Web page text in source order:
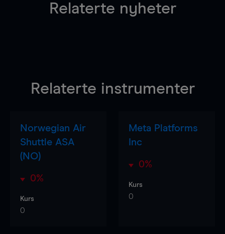
Relaterte nyheter
Relaterte instrumenter
Norwegian Air
Shuttle ASA
(NO)
0%
Kurs
0
Meta Platforms
Inc
0%
Kurs
0